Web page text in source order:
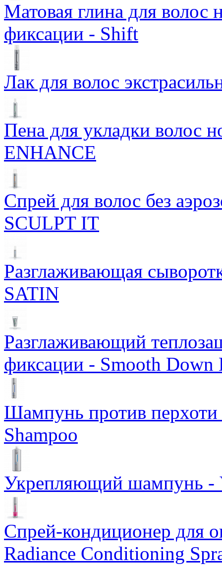
Матовая глина для волос
фиксации - Shift
Лак для волос
Пена для укладки волос
ENHANCE
Спрей для волос без
SCULPT IT
Разглаживающая
SATIN
Разглаживающий
фиксации - Smooth Down
Шампунь против
Shampoo
Укрепляющий шампунь -
Спрей-кондиционер для
Radiance Conditioning